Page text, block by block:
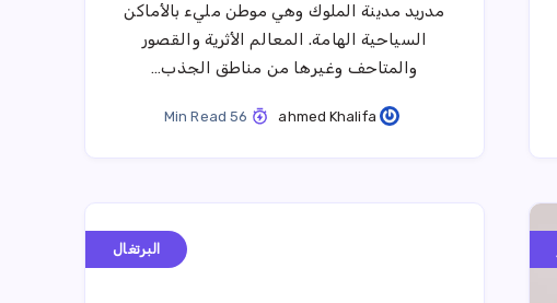
مدريد مدينة الملوك وهي موطن مليء بالأماكن
السياحية الهامة. المعالم الأثرية والقصور
والمتاحف وغيرها من مناطق الجذب…
ahmed Khalifa
البرتغال